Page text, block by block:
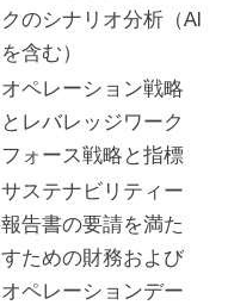
クのシナリオ分析（AI
を含む）
オペレーション戦略
とレバレッジワーク
フォース戦略と指標
サステナビリティー
報告書の要請を満た
すための財務および
オペレーションデー